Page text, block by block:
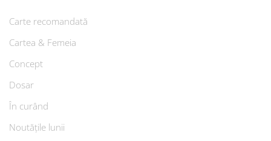
Carte recomandată
Cartea & Femeia
Concept
Dosar
În curând
Noutățile lunii